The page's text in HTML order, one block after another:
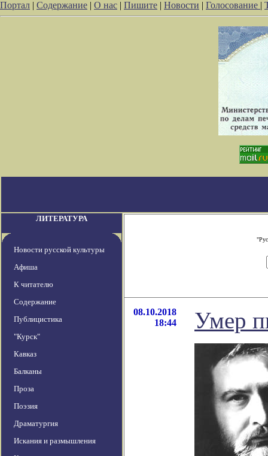
Портал | Содержание | О нас | Пишите | Новости | Голосование |
ЛИТЕРАТУРА
Новости русской культуры
Афиша
К читателю
Содержание
Публицистика
"Курск"
Кавказ
Балканы
Проза
Поэзия
Драматургия
Искания и размышления
08.10.2018
18:44
Умер